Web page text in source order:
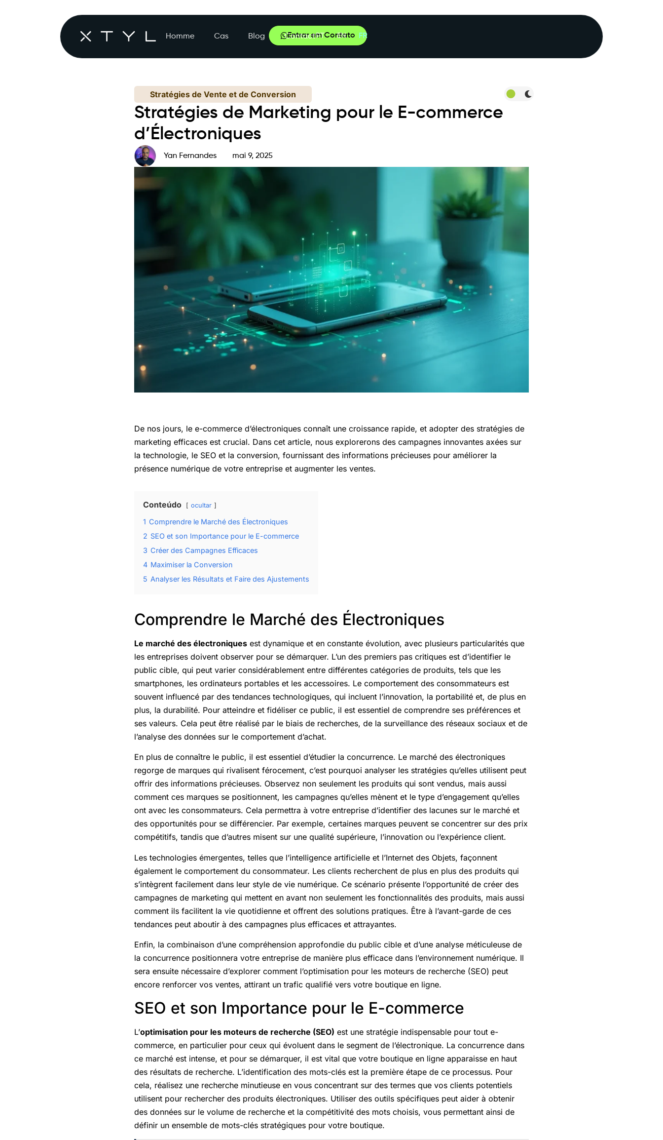
Homme Cas Blog Contact
Entrar em Contato
PT EN FR
Stratégies de Vente et de Conversion
Stratégies de Marketing pour le E-commerce
d’Électroniques
Yan Fernandes mai 9, 2025
De nos jours, le e-commerce d’électroniques connaît une croissance rapide, et adopter des stratégies de
marketing efficaces est crucial. Dans cet article, nous explorerons des campagnes innovantes axées sur
la technologie, le SEO et la conversion, fournissant des informations précieuses pour améliorer la
présence numérique de votre entreprise et augmenter les ventes.
Conteúdo ocultar
1 Comprendre le Marché des Électroniques
2 SEO et son Importance pour le E-commerce
3 Créer des Campagnes Efficaces
4 Maximiser la Conversion
5 Analyser les Résultats et Faire des Ajustements
Comprendre le Marché des Électroniques
Le marché des électroniques est dynamique et en constante évolution, avec plusieurs particularités que
les entreprises doivent observer pour se démarquer. L’un des premiers pas critiques est d’identifier le
public cible, qui peut varier considérablement entre différentes catégories de produits, tels que les
smartphones, les ordinateurs portables et les accessoires. Le comportement des consommateurs est
souvent influencé par des tendances technologiques, qui incluent l’innovation, la portabilité et, de plus en
plus, la durabilité. Pour atteindre et fidéliser ce public, il est essentiel de comprendre ses préférences et
ses valeurs. Cela peut être réalisé par le biais de recherches, de la surveillance des réseaux sociaux et de
l’analyse des données sur le comportement d’achat.
En plus de connaître le public, il est essentiel d’étudier la concurrence. Le marché des électroniques
regorge de marques qui rivalisent férocement, c’est pourquoi analyser les stratégies qu’elles utilisent peut
offrir des informations précieuses. Observez non seulement les produits qui sont vendus, mais aussi
comment ces marques se positionnent, les campagnes qu’elles mènent et le type d’engagement qu’elles
ont avec les consommateurs. Cela permettra à votre entreprise d’identifier des lacunes sur le marché et
des opportunités pour se différencier. Par exemple, certaines marques peuvent se concentrer sur des prix
compétitifs, tandis que d’autres misent sur une qualité supérieure, l’innovation ou l’expérience client.
Les technologies émergentes, telles que l’intelligence artificielle et l’Internet des Objets, façonnent
également le comportement du consommateur. Les clients recherchent de plus en plus des produits qui
s’intègrent facilement dans leur style de vie numérique. Ce scénario présente l’opportunité de créer des
campagnes de marketing qui mettent en avant non seulement les fonctionnalités des produits, mais aussi
comment ils facilitent la vie quotidienne et offrent des solutions pratiques. Être à l’avant-garde de ces
tendances peut aboutir à des campagnes plus efficaces et attrayantes.
Enfin, la combinaison d’une compréhension approfondie du public cible et d’une analyse méticuleuse de
la concurrence positionnera votre entreprise de manière plus efficace dans l’environnement numérique. Il
sera ensuite nécessaire d’explorer comment l’optimisation pour les moteurs de recherche (SEO) peut
encore renforcer vos ventes, attirant un trafic qualifié vers votre boutique en ligne.
SEO et son Importance pour le E-commerce
L’optimisation pour les moteurs de recherche (SEO) est une stratégie indispensable pour tout e-
commerce, en particulier pour ceux qui évoluent dans le segment de l’électronique. La concurrence dans
ce marché est intense, et pour se démarquer, il est vital que votre boutique en ligne apparaisse en haut
des résultats de recherche. L’identification des mots-clés est la première étape de ce processus. Pour
cela, réalisez une recherche minutieuse en vous concentrant sur des termes que vos clients potentiels
utilisent pour rechercher des produits électroniques. Utiliser des outils spécifiques peut aider à obtenir
des données sur le volume de recherche et la compétitivité des mots choisis, vous permettant ainsi de
définir un ensemble de mots-clés stratégiques pour votre boutique.